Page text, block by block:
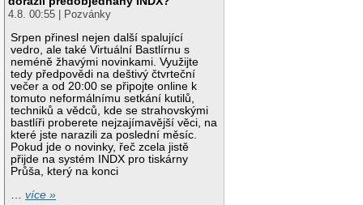
4.8. 00:55 | Pozvánky
Srpen přinesl nejen další spalující
vedro, ale také Virtuální Bastlírnu s
neméně žhavými novinkami. Využijte
tedy předpovědi na deštivý čtvrteční
večer a od 20:00 se připojte online k
tomuto neformálnímu setkání kutilů,
techniků a vědců, kde se strahovskými
bastlíři proberete nejzajímavější věci, na
které jste narazili za poslední měsíc.
Pokud jde o novinky, řeč zcela jistě
přijde na systém INDX pro tiskárny
Průša, který na konci
…více »